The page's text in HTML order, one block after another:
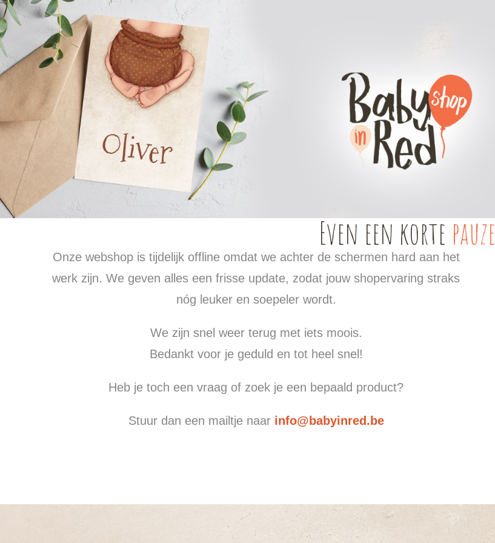
Collectie
Even een korte pauze
Onze webshop is tijdelijk offline omdat we achter de schermen hard aan het
werk zijn. We geven alles een frisse update, zodat jouw shopervaring straks
nóg leuker en soepeler wordt.
We zijn snel weer terug met iets moois.
Bedankt voor je geduld en tot heel snel!
Heb je toch een vraag of zoek je een bepaald product?
Stuur dan een mailtje naar info@babyinred.be